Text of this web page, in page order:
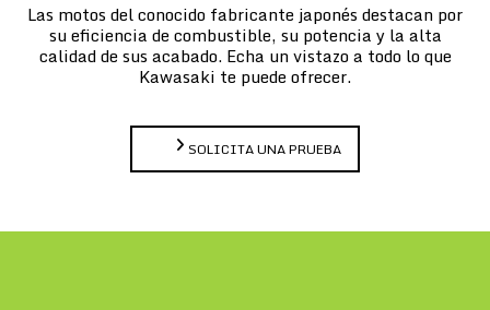
Las motos del conocido fabricante japonés destacan por
su eficiencia de combustible, su potencia y la alta
calidad de sus acabado. Echa un vistazo a todo lo que
Kawasaki te puede ofrecer.
SOLICITA UNA PRUEBA